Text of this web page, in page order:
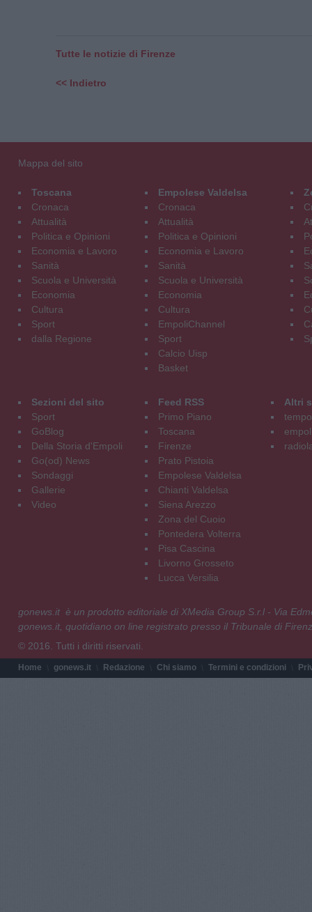
Tutte le notizie di Firenze
<< Indietro
Mappa del sito
Toscana
Cronaca
Attualità
Politica e Opinioni
Economia e Lavoro
Sanità
Scuola e Università
Economia
Cultura
Sport
dalla Regione
Empolese Valdelsa
Cronaca
Attualità
Politica e Opinioni
Economia e Lavoro
Sanità
Scuola e Università
Economia
Cultura
EmpoliChannel
Sport
Calcio Uisp
Basket
Sezioni del sito
Sport
GoBlog
Della Storia d'Empoli
Go(od) News
Sondaggi
Gallerie
Video
Feed RSS
Primo Piano
Toscana
Firenze
Prato Pistoia
Empolese Valdelsa
Chianti Valdelsa
Siena Arezzo
Zona del Cuoio
Pontedera Volterra
Pisa Cascina
Livorno Grosseto
Lucca Versilia
Altri
gonews.it è un prodotto editoriale di XMedia Group S.r.l - Via
gonews.it, quotidiano on line registrato presso il Tribunale di
© 2016. Tutti i diritti riservati.
Home gonews.it Redazione Chi siamo Termini e condizioni